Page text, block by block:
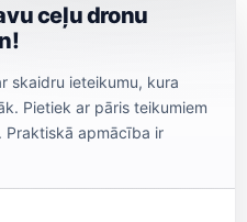
ceļu dronu
skaidru ieteikumu, kura
Pietiek ar pāris teikumiem
Praktiskā apmācība ir